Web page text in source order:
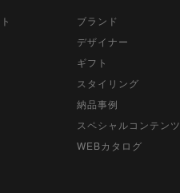
ブランド
デザイナー
ギフト
スタイリング
納品事例
スペシャルコンテンツ
WEBカタログ